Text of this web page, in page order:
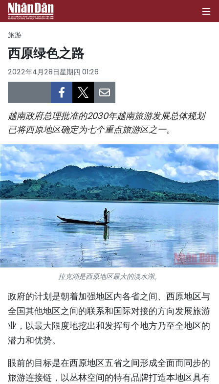
首页
政治
经济
社会
环保
文化
国际
旅游
友谊桥梁
史海
多功能媒体
图库
旅游
西原绿色之路
2022年4月28日星期四 01:26
越南政府总理批准的2030年越南旅游发展总体规划
已将西原地区确定为七个重点旅游区之一。
拉克湖是西原地区最大的淡水湖。
政府的计划是朝着加强地区内各省之间、西原地区与
全国其他地区之间的联系和国际对接的方向发展旅游
业，以最大限度地挖出和发挥每个地方乃至全地区的
潜力和优势。
眼前的目标是在西原地区五省之间形成全面而同步的
旅游连接链，以丛林空间的特有品牌打造本地区具有